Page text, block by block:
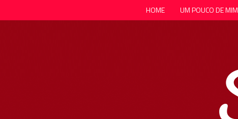
HOME UM POUCO DE MIM